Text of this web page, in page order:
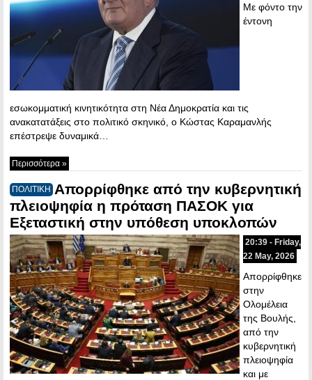
Με φόντο την
έντονη
εσωκομματική κινητικότητα στη Νέα Δημοκρατία και τις
ανακατατάξεις στο πολιτικό σκηνικό, ο Κώστας Καραμανλής
επέστρεψε δυναμικά…
Περισσότερα »
ΠΟΛΙΤΙΚΗ Απορρίφθηκε από την κυβερνητική
πλειοψηφία η πρόταση ΠΑΣΟΚ για
Εξεταστική στην υπόθεση υποκλοπών
20:39 - Friday,
22 May, 2026
Απορρίφθηκε
στην
Ολομέλεια
της Βουλής,
από την
κυβερνητική
πλειοψηφία
και με